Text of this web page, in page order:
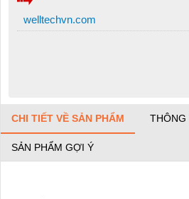
welltechvn.com
CHI TIẾT VỀ SẢN PHẨM THÔNG
SẢN PHẨM GỢI Ý